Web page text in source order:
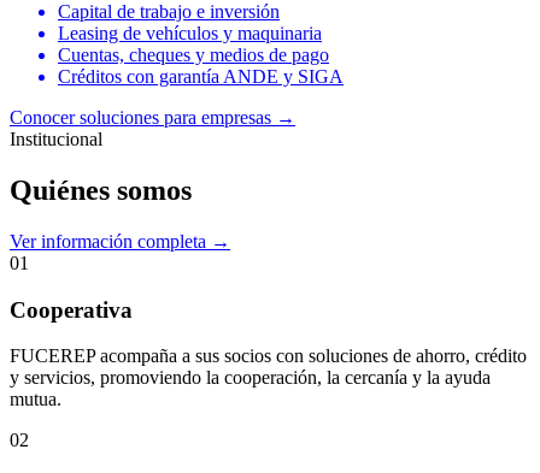
Capital de trabajo e inversión
Leasing de vehículos y maquinaria
Cuentas, cheques y medios de pago
Créditos con garantía ANDE y SIGA
Conocer soluciones para empresas →
Institucional
Quiénes somos
Ver información completa →
01
Cooperativa
FUCEREP acompaña a sus socios con soluciones de ahorro, crédito
y servicios, promoviendo la cooperación, la cercanía y la ayuda
mutua.
02